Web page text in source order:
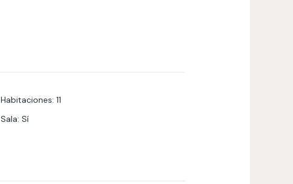
Habitaciones: 11
Sala: Sí